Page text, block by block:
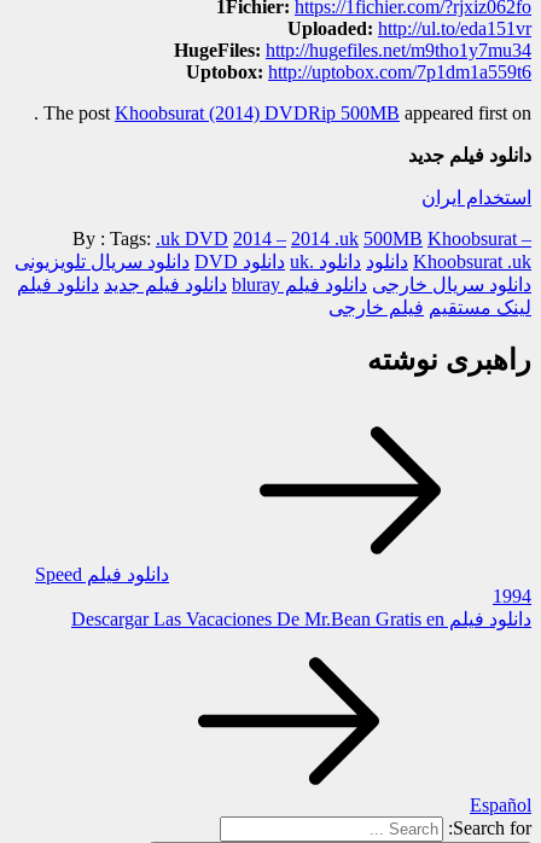
1Fichier: https://1fichier.com/?rjxiz062fo
Uploaded: http://ul.to/eda151vr
HugeFiles: http://hugefiles.net/m9tho1y7mu34
Uptobox: http://uptobox.com/7p1dm1a559t6
The post Khoobsurat (2014) DVDRip 500MB appeared first on
.
دانلود فیلم جدید
استخدام ایران
By : Tags: .uk DVD 2014 – 2014 .uk 500MB Khoobsurat –
Khoobsurat .uk دانلود دانلود .uk دانلود DVD
دانلود سریال تلویزیونی
دانلود سریال خارجی دانلود فیلم bluray دانلود فیلم جدید دانلود فیلم
لینک مستقیم فیلم خارجی
راهبری نوشته
دانلود فیلم Speed
1994
دانلود فیلم Descargar Las Vacaciones De Mr.Bean Gratis en
Español
Search for: